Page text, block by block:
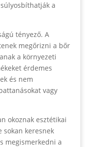
a
tényező. A
megőrizni a bőr
a környezeti
érdemes
és nem
vagy
okoznak esztétikai
sokan keresnek
megismerkedni a